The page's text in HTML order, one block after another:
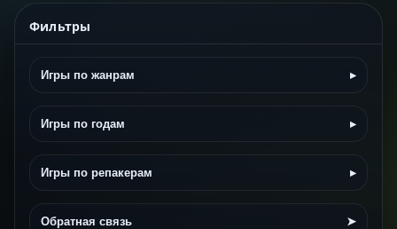
Фильтры
Игры по жанрам ▸
Игры по годам ▸
Игры по репакерам ▸
Обратная связь ➤